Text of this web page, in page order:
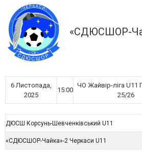
«СДЮСШОР-
6 Листопада,
2025
15:00
ЧО Жайвір-ліга U11
25/26
ДЮСШ Корсунь-Шевченківський U11
«СДЮСШОР-Чайка»-2 Черкаси U11